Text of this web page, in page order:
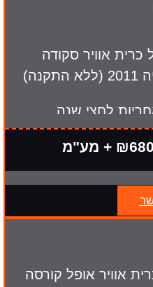
כרית אוויר סקודה
לחצי שנה
₪680 + מע"מ
אוויר אופל קורסה